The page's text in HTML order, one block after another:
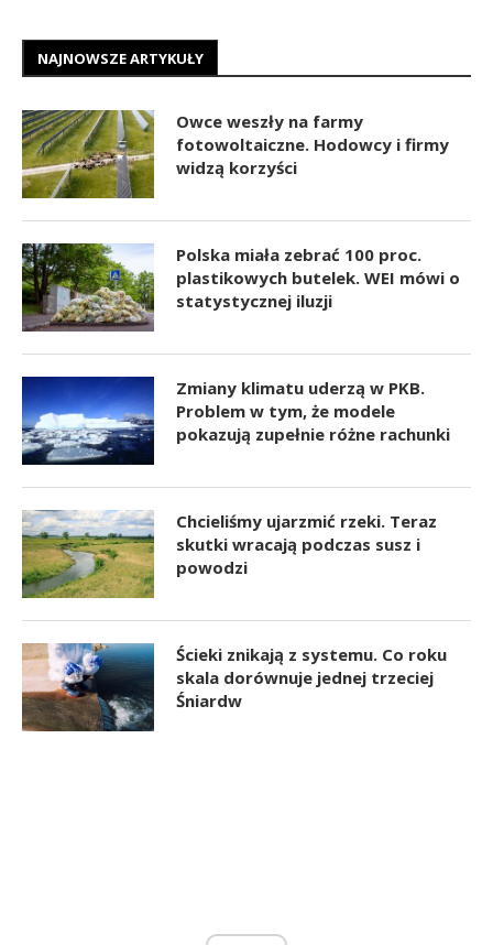
NAJNOWSZE ARTYKUŁY
Owce weszły na farmy
fotowoltaiczne. Hodowcy i firmy
widzą korzyści
Polska miała zebrać 100 proc.
plastikowych butelek. WEI mówi o
statystycznej iluzji
Zmiany klimatu uderzą w PKB.
Problem w tym, że modele
pokazują zupełnie różne rachunki
Chcieliśmy ujarzmić rzeki. Teraz
skutki wracają podczas susz i
powodzi
Ścieki znikają z systemu. Co roku
skala dorównuje jednej trzeciej
Śniardw